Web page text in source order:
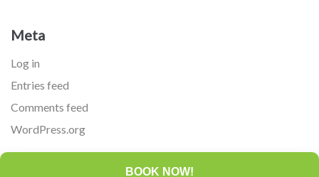
Meta
Log in
Entries feed
Comments feed
WordPress.org
BOOK NOW!